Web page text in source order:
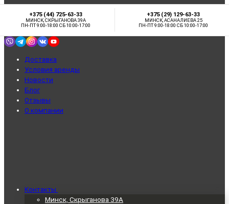
+375 (44) 725-63-33
МИНСК, СКРЫГАНОВА 39А
ПН-ПТ 9:00-18:00 СБ 10:00-17:00
+375 (29) 129-63-33
МИНСК, АСАНАЛИЕВА 25
ПН-ПТ 9:00-18:00 СБ 10:00-17:00
Доставка
Условия аренды
Новости
Блог
Отзывы
О компании
Контакты
Минск, Скрыганова 39А